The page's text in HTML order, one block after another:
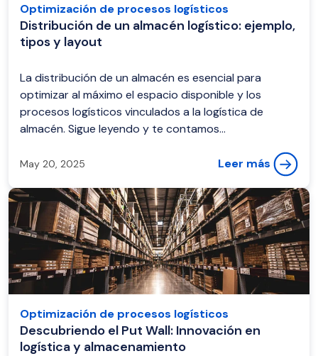
Optimización de procesos logísticos
Distribución de un almacén logístico: ejemplo,
tipos y layout
La distribución de un almacén es esencial para
optimizar al máximo el espacio disponible y los
procesos logísticos vinculados a la logística de
almacén. Sigue leyendo y te contamos...
May 20, 2025 Leer más
Optimización de procesos logísticos
Descubriendo el Put Wall: Innovación en
logística y almacenamiento